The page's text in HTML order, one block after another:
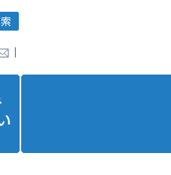
｜